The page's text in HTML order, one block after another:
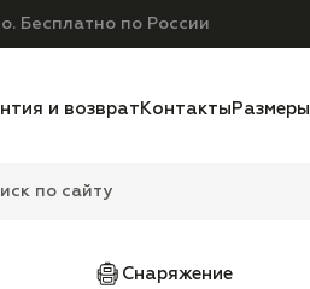
Бесплатно по России
и возврат Контакты Размеры
Снаряжение